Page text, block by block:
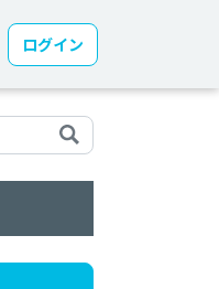
ログイン